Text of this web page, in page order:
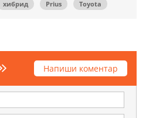
хибрид Prius Toyota
Напиши коментар